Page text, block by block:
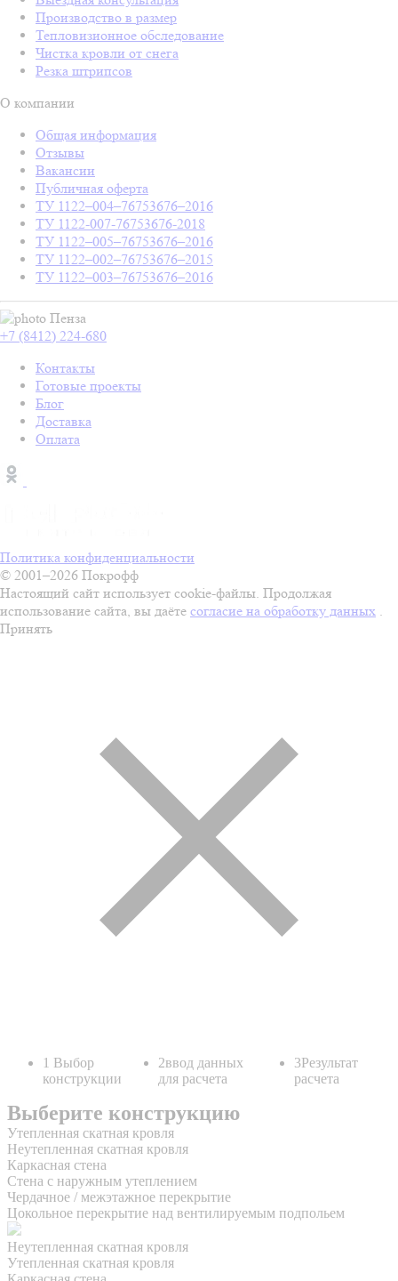
Производство в размер
Тепловизионное обследование
Чистка кровли от снега
Резка штрипсов
О компании
Общая информация
Отзывы
Вакансии
Публичная оферта
ТУ 1122–004–76753676–2016
ТУ 1122-007-76753676-2018
ТУ 1122–005–76753676–2016
ТУ 1122–002–76753676–2015
ТУ 1122–003–76753676–2016
Пенза
+7 (8412) 224-680
Контакты
Готовые проекты
Блог
Доставка
Оплата
Политика конфиденциальности
© 2001–2026 Покрофф
Настоящий сайт использует cookie-файлы. Продолжая
использование сайта, вы даёте согласие на обработку данных .
Принять